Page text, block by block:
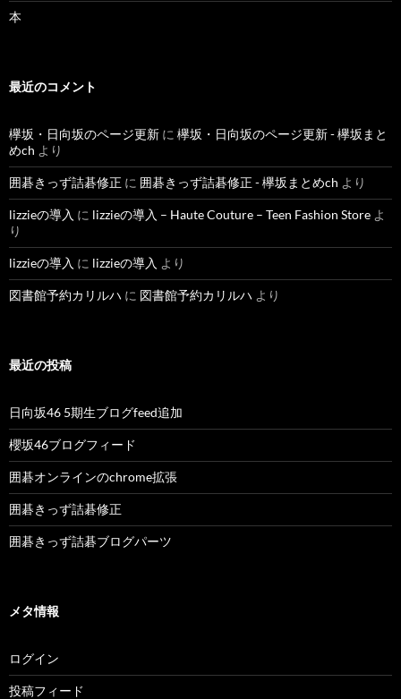
本
最近のコメント
欅坂・日向坂のページ更新 に 欅坂・日向坂のページ更新 - 欅坂まと
めch より
囲碁きっず詰碁修正 に 囲碁きっず詰碁修正 - 欅坂まとめch より
lizzieの導入 に lizzieの導入 – Haute Couture – Teen Fashion Store よ
り
lizzieの導入 に lizzieの導入 より
図書館予約カリルハ に 図書館予約カリルハ より
最近の投稿
日向坂46 5期生ブログfeed追加
櫻坂46ブログフィード
囲碁オンラインのchrome拡張
囲碁きっず詰碁修正
囲碁きっず詰碁ブログパーツ
メタ情報
ログイン
投稿フィード